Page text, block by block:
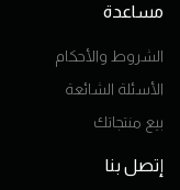
مساعدة
الشروط والأحكام
الأسئلة الشائعة
بيع منتجاتك
إتصل بنا